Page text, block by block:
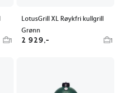
1
LotusGrill XL Røykfri kullgrill
Grønn
2 929,- 1